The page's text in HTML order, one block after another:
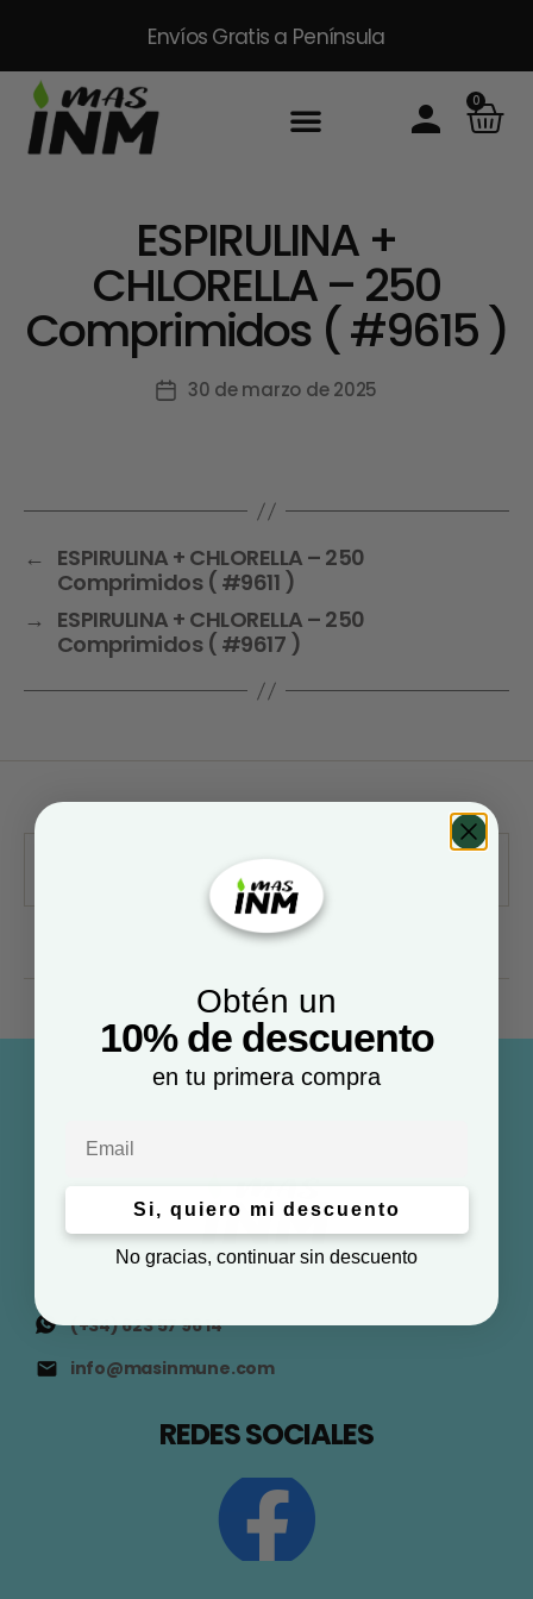
Envíos Gratis a Península
0
ESPIRULINA +
CHLORELLA – 250
Comprimidos ( #9615 )
30 de marzo de 2025
← ESPIRULINA + CHLORELLA – 250
Comprimidos ( #9611 )
→ ESPIRULINA + CHLORELLA – 250
Comprimidos ( #9617 )
(+34) 623 57 96 14
info@masinmune.com
REDES SOCIALES
Obtén un
10% de descuento
en tu primera compra
Si, quiero mi descuento
No gracias, continuar sin descuento